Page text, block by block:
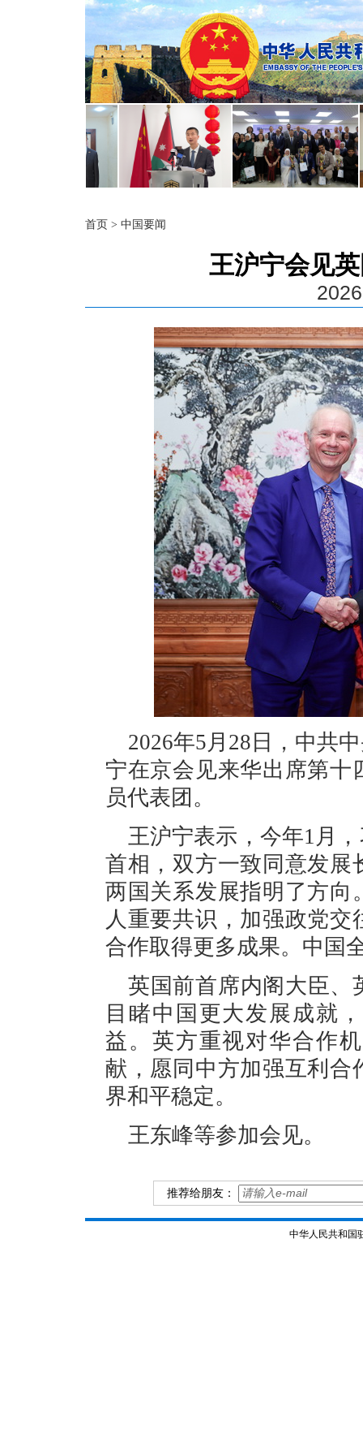
首页 > 中国要闻
王沪宁会见
2026年5月28日，中共
宁在京会见来华出席第十
员代表团。
王沪宁表示，今年1月
首相，双方一致同意发展
两国关系发展指明了方向
人重要共识，加强政党
合作取得更多成果。中国
英国前首席内阁大臣、
目睹中国更大发展成就
益。英方重视对华合作
献，愿同中方加强互利合
界和平稳定。
王东峰等参加会见。
推荐给朋友：
中华人民共和国